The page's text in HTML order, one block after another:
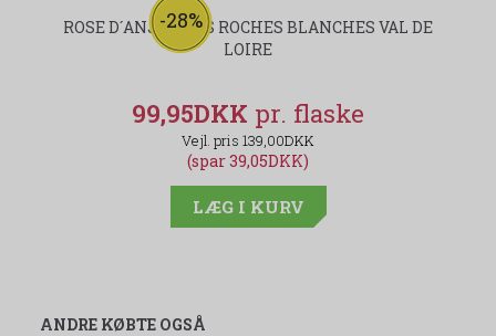
-28%
ROSE D´ANJOU LES ROCHES BLANCHES VAL DE
LOIRE
99,95DKK
139,00DKK
(spar 39,05DKK)
LÆG I KURV
ANDRE KØBTE OGSÅ